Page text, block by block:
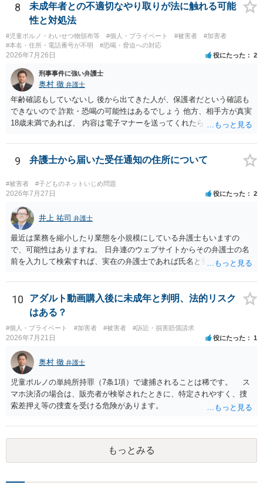
8
未成年者との不適切なやり取りが法に触れる可能
性と対処法
#児童ポルノ・わいせつ物頒布等 #個人・プライベート #被害者
#加害者
#本名・住所・電話番号が不明
#恐喝・脅迫への対応
2026年7月26日 役にたった 2
刑事事件に強い弁護士
奥村 徹 弁護士
年齢確認もしていないし 後から出てきた人が、保護者だという確認も
できないので 詐欺・恐喝の可能性はあるでしょう 他方、相手方が真実
18歳未満であれば、 内容は電子マナーを送ってくれたら自慰行為など
画の尺は10分ほど、服を着たままで胸を触って欲しい、などの要望を
して、要求された金額(1000円程度)の電子マネーを送信してしまいま
した。 そこから、撮影するまで暇なので顔の雰囲気の写真を交換して
欲しい、住んでいる都道府県と区を教えてと言われたので教えたりと
言ったやり取りをしていました。 というやりとりは、青少年条例違反
（わいせつ行為）の疑いがあります。18歳未満と知らなくても処罰可
能です。
9 弁護士から届いた受任通知の住所について
#被害者 #子どものネットいじめ問題
2026年7月27日 役にたった 2
井上 祐司 弁護士
最近は業務を縮小したり業態を小規模にしている弁護士もいますの
で、可能性はありますね。 日弁連のウェブサイトからその弁護士の名
前を入力して検索すれば、実在の弁護士であれば氏名と登録番号が表
良いでしょう。
10
アダルト動画購入後に未成年と判明、法的リスク
はある？
#個人・プライベート #加害者 #被害者 #訴訟・損害賠償請求
2026年7月21日 役にたった 1
奥村 徹 弁護士
児童ポルノの単純所持罪（7条1項）で逮捕されることは稀です。 ス
マホ決済の場合は、販売者が検挙されたときに、特定されやすく、捜
索差押え等の捜査を受ける危険があります。
もっとみる